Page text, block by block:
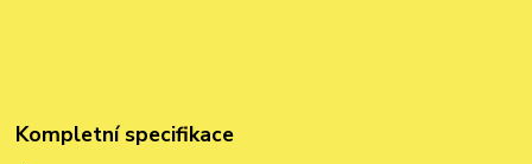
Kompletní specifikace